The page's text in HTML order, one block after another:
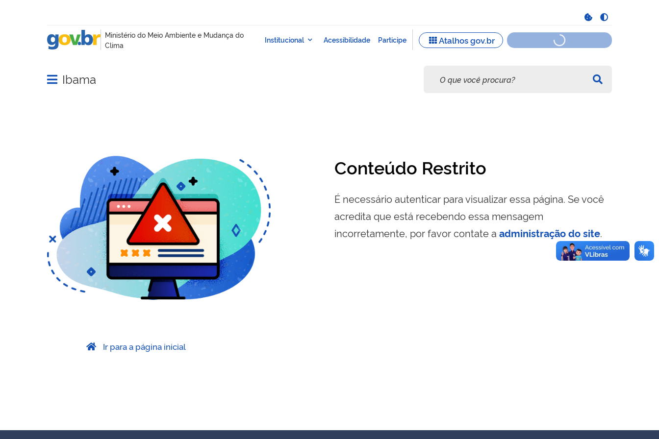
Abrir menu principal de navegação
Ibama
Conteúdo Restrito
É necessário autenticar para visualizar essa página. Se você
acredita que está recebendo essa mensagem
incorretamente, por favor contate a administração do site.
Ir para a página inicial